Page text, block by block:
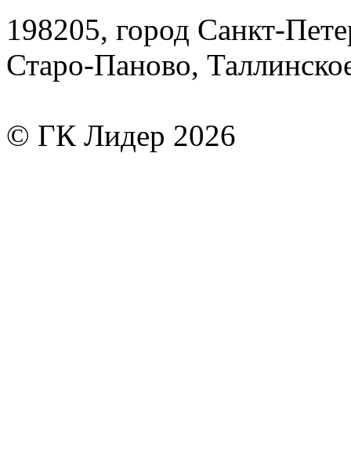
198205, город Санкт-
Старо-Паново,
© ГК Лидер 2026